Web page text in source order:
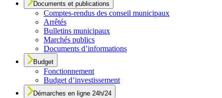
Documents et publications
Comptes-rendus des conseil municipaux
Arrêtés
Bulletins municipaux
Marchés publics
Documents d’informations
Budget
Fonctionnement
Budget d’investissement
Démarches en ligne 24h/24